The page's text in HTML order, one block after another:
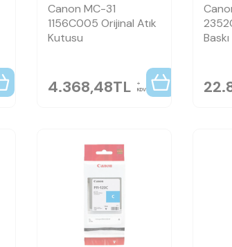
Canon MC-31
1156C005 Orijinal Atık
Kutusu
4.368,48TL KDV